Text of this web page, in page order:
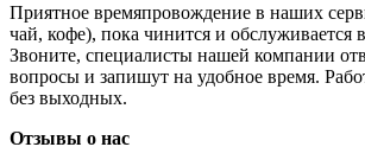
Приятное времяпровождение в наших
чай, кофе), пока чинится и обслуживается
Звоните, специалисты нашей компании
вопросы и запишут на удобное время.
без выходных.
Отзывы о нас